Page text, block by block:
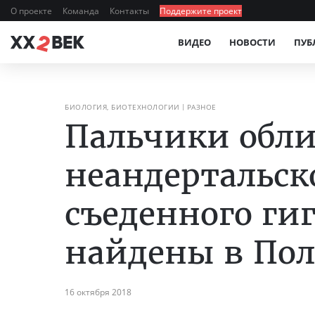
О проекте Команда Контакты Поддержите проект
ВИДЕО НОВОСТИ
БИОЛОГИЯ, БИОТЕХНОЛОГИИ РАЗНОЕ
Пальчики
съеденного
найдены в
16 октября 2018